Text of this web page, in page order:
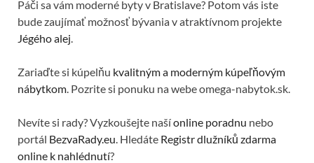
Páči sa vám moderné byty v Bratislave? Potom vás iste
bude zaujímať možnosť bývania v atraktívnom projekte
Jégého alej
Zariaďte si kúpelňu kvalitným a moderným kúpeľňovým
nábytkom . Pozrite si ponuku na webe omega-nabytok.sk.
Nevíte si rady? Vyzkoušejte našíonline poradnu nebo
portál BezvaRady.eu . Hledáte Registr dlužníků zdarma
online k nahlédnutí?